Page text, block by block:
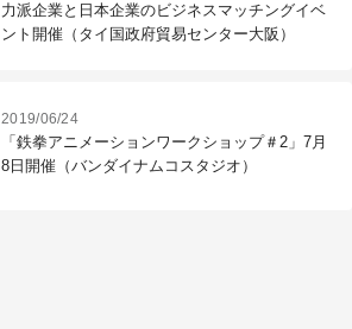
力派企業と日本企業のビジネスマッチングイベ
ント開催（タイ国政府貿易センター大阪）
2019/06/24
「鉄拳アニメーションワークショップ＃2」7月
8日開催（バンダイナムコスタジオ）